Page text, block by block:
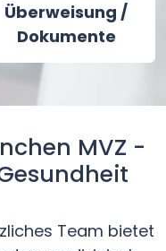
Überweisung /
Dokumente
MVZ -
Team bietet